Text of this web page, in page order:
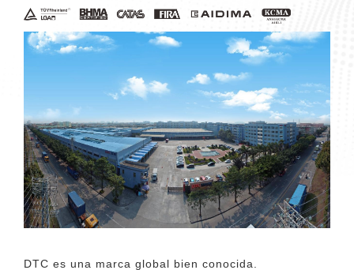
DTC es una marca global bien conocida.